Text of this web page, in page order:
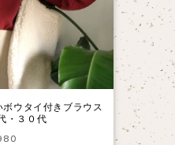
ウタイ付きブラウス
・３０代